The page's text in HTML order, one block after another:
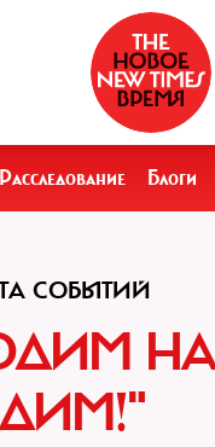
Расследование Блоги
СОБЫТИЙ